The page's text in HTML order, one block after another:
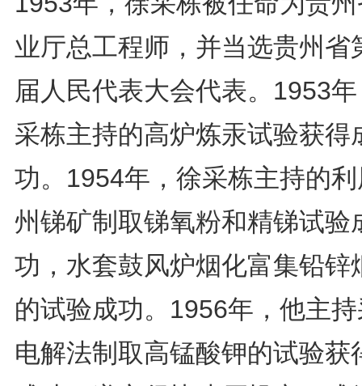
业厅总工程师，并当选贵州省
届人民代表大会代表。1953
采栋主持的高炉炼汞试验获得
功。1954年，徐采栋主持的
州锑矿制取锑氧粉和精锑试验
功，水套鼓风炉烟化富集铅锌
的试验成功。1956年，他主
电解法制取高锰酸钾的试验获